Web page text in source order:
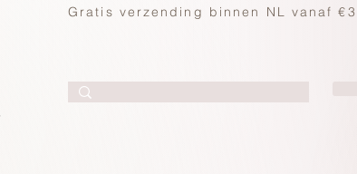
Gratis verzending binnen NL vanaf